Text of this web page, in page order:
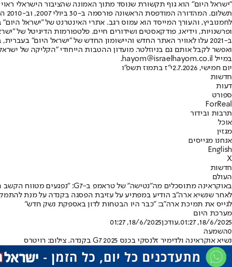
"ישראל היום" הוא גוף תקשורת שנוסד מתוך האמונה שהציבור הישראלי ראוי
ופרשנויות, וידיאו, פודקאסטים ושידורים חיים. פלטפורמות הדיגיטל של
ב-2021 עלו לאוויר האתר החדש והיישומון החדש של "ישראל היום"
ואפשר לקבל אותם גם בניוזלטר. מועדון ההטבות הייחודי "הקליקה של
במייל hayom@israelhayom.co.il.
יום חמישי, 2.7.2026
י"ז בתמוז תשפ"ו
חדשות
דעות
ספורט
ForReal
תרבות ובידור
אוכל
מגזין
אנחנו מגייסים
English
X
חדשות
העולם
באוקראינה מתוסכלים מה"נטישה" של טראמפ ב-G7: "נפגעים מטווח הקשב הקצר שלו"
לאחר שנשיא ארה"ב הודיע במפתיע על עזיבת הפסגה בקנדה על מנת
לגייס את תמיכת ארה"ב: "כבר היו הבטחות לדון באספקת נשק חדש"
מערכת היום
18/6/2025, 01:27
,עודכן18/6/2025, 01:27
0השמעה
נשיא אוקראינה ולדימיר זלנסקי בכנס G7 2025 בקנדה. צילום: רויטרס